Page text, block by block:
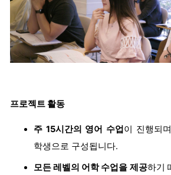
프로젝트 활동
주 15시간의 영어 수업이 진행되
학생으로 구성됩니다.
모든 레벨의 어학 수업을 제공하기